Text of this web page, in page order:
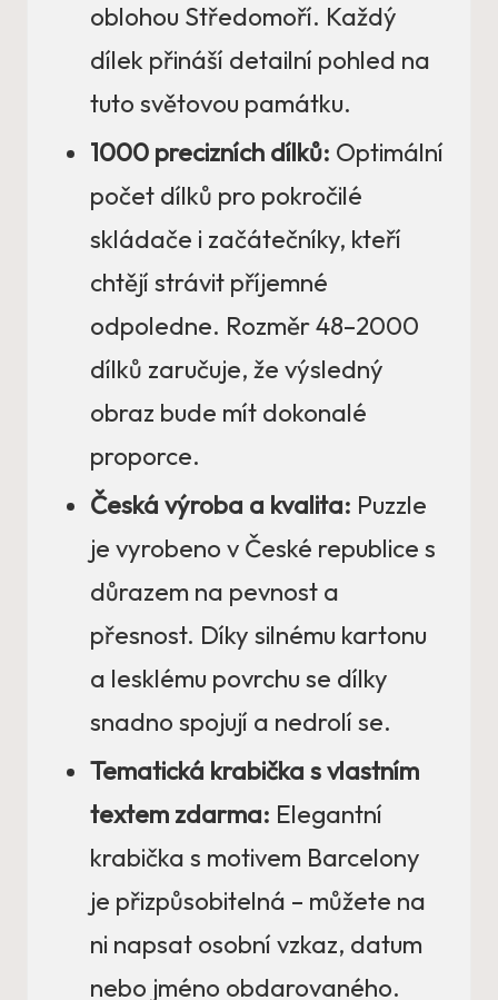
oblohou Středomoří. Každý
dílek přináší detailní pohled na
tuto světovou památku.
1000 precizních dílků: Optimální
počet dílků pro pokročilé
skládače i začátečníky, kteří
chtějí strávit příjemné
odpoledne. Rozměr 48–2000
dílků zaručuje, že výsledný
obraz bude mít dokonalé
proporce.
Česká výroba a kvalita: Puzzle
je vyrobeno v České republice s
důrazem na pevnost a
přesnost. Díky silnému kartonu
a lesklému povrchu se dílky
snadno spojují a nedrolí se.
Tematická krabička s vlastním
textem zdarma: Elegantní
krabička s motivem Barcelony
je přizpůsobitelná – můžete na
ni napsat osobní vzkaz, datum
nebo jméno obdarovaného.